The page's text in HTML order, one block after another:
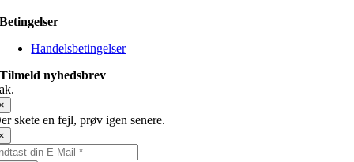
Betingelser
Handelsbetingelser
Tilmeld nyhedsbrev
skete en fejl, prøv igen senere.